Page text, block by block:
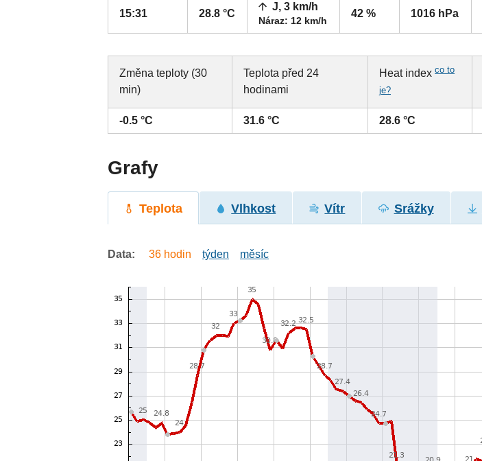
15:31 28.8 °C
J, 3 km/h
Náraz: 12 km/h
42 % 1016 hPa
Změna teploty (30
min)
Teplota před 24
hodinami
Heat indexco to
je?
-0.5 °C 31.6 °C 28.6 °C
Grafy
Teplota Vlhkost Vítr Srážky
Data: 36 hodin týden měsíc